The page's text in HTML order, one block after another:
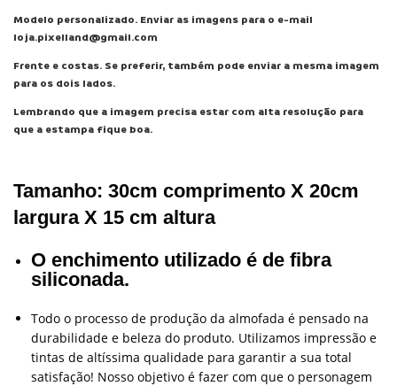
Modelo personalizado. Enviar as imagens para o e-mail
loja.pixelland@gmail.com
Frente e costas. Se preferir, também pode enviar a mesma imagem
para os dois lados.
Lembrando que a imagem precisa estar com alta resolução para
que a estampa fique boa.
Tamanho: 30cm comprimento X 20cm
largura X 15 cm altura
O enchimento utilizado é de fibra
siliconada.
Todo o processo de produção da almofada é pensado na
durabilidade e beleza do produto. Utilizamos impressão e
tintas de altíssima qualidade para garantir a sua total
satisfação! Nosso objetivo é fazer com que o personagem